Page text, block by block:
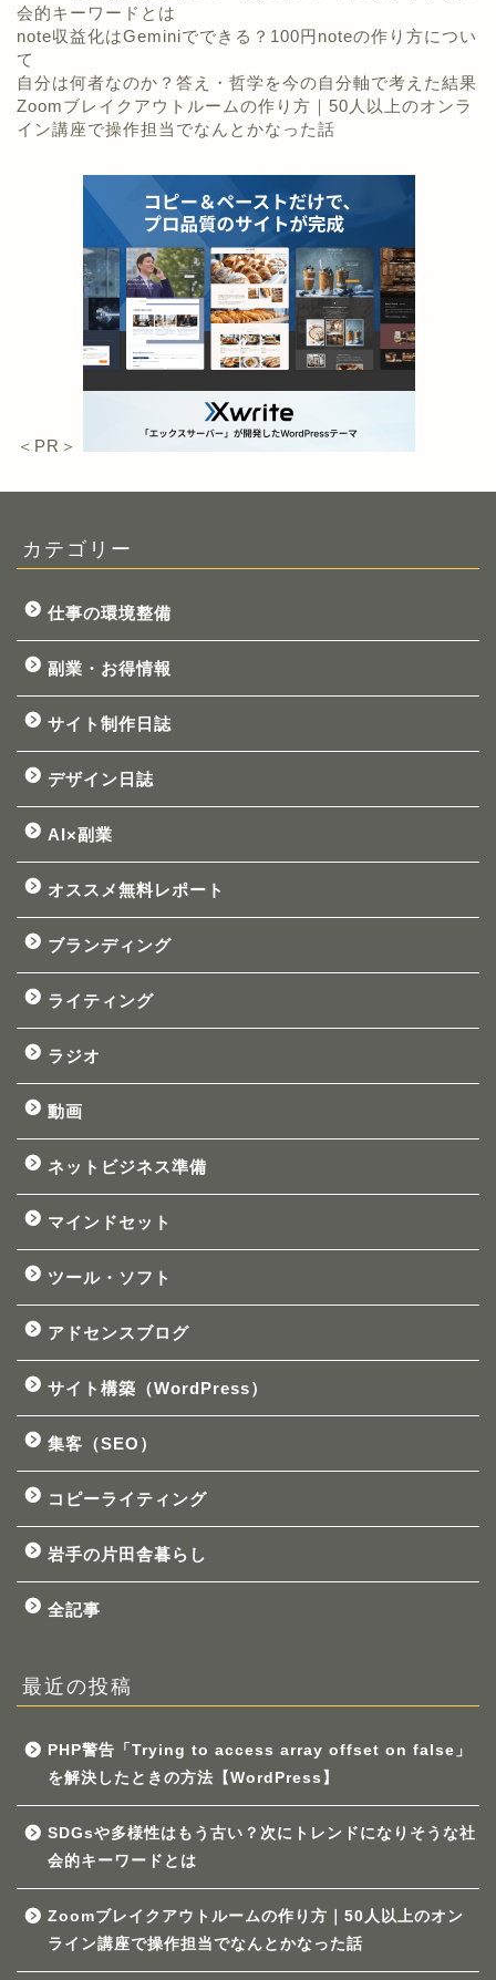
会的キーワードとは
note収益化はGeminiでできる？100円noteの作り方につい
て
自分は何者なのか？答え・哲学を今の自分軸で考えた結果
Zoomブレイクアウトルームの作り方｜50人以上のオンラ
イン講座で操作担当でなんとかなった話
＜PR＞
カテゴリー
仕事の環境整備
副業・お得情報
サイト制作日誌
デザイン日誌
AI×副業
オススメ無料レポート
ブランディング
ライティング
ラジオ
動画
ネットビジネス準備
マインドセット
ツール・ソフト
アドセンスブログ
サイト構築（WordPress）
集客（SEO）
コピーライティング
岩手の片田舎暮らし
全記事
最近の投稿
PHP警告「Trying to access array offset on false」
を解決したときの方法【WordPress】
SDGsや多様性はもう古い？次にトレンドになりそうな社
会的キーワードとは
Zoomブレイクアウトルームの作り方｜50人以上のオン
ライン講座で操作担当でなんとかなった話